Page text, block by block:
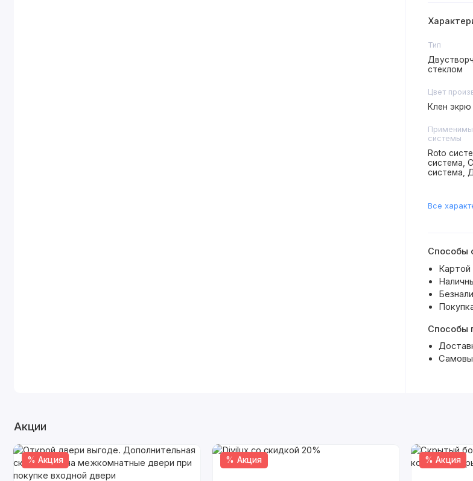
Тип
стеклом
Цвет
Клен экрю
системы
Roto
система,
система,
Все
Способы
Картой
Способы
Акции
% Акция % Акция % Акция